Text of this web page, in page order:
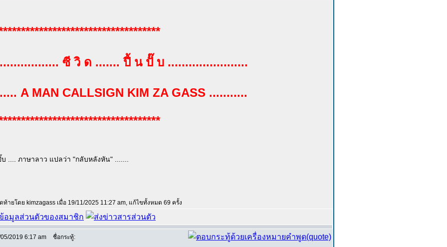
ซี วิ ด ....... ปี้ น ปั๊ บ .......................
A MAN CALLSIGN KIM ZA GASS ...........
บ .... ภาษาลาว แปลว่า "กลับหลังหัน" .......
ท้ายโดย kimzagass เมื่อ 19/11/2025 11:27 am, แก้ไขทั้งหมด 69 ครั้ง
2019 6:17 am ชื่อกระทู้: